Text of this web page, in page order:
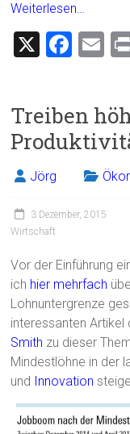
Weiterlesen…
X
F
b
o
ok
E
l
Treiben
Jörg
3 Dezember, 2015
Wirtschaft
Vor der Einführung
ich hier mehrfach
Lohnuntergrenze
interessanten
Smith zu dieser
Mindestlöhne in der
und
Innovation